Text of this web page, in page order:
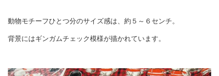
動物モチーフひとつ分のサイズ感は、約５～６センチ。
背景にはギンガムチェック模様が描かれています。